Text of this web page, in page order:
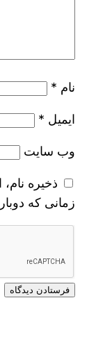
نام *
ایمیل *
وب‌ سایت
ذخیره
زمانی که